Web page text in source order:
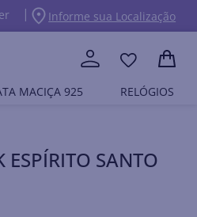
Informe sua Localização
MACIÇA 925 RELÓGIOS
SANTO